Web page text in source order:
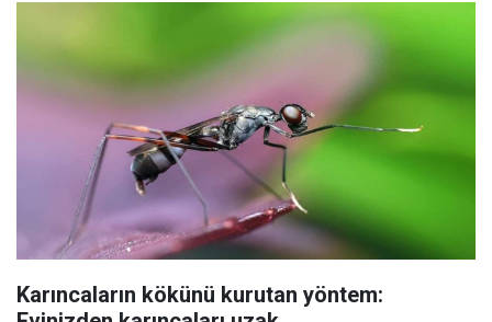
Karıncaların kökünü kurutan yöntem: